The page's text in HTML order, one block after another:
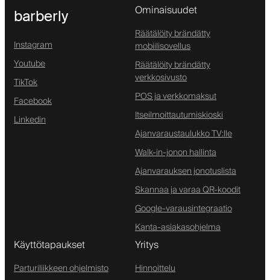
barberly
Instagram
Youtube
TikTok
Facebook
Linkedin
Ominaisuudet
Räätälöity brändätty
mobiilisovellus
Räätälöity brändätty
verkkosivusto
POS ja verkkomaksut
Itseilmoittautumiskioski
Ajanvaraustaulukko TV:lle
Walk-in-jonon hallinta
Ajanvarauksen jonotuslista
Skannaa ja varaa QR-koodit
Google-varausintegraatio
Kanta-asiakasohjelma
Käyttötapaukset
Parturiliikkeen ohjelmisto
Yritys
Hinnoittelu